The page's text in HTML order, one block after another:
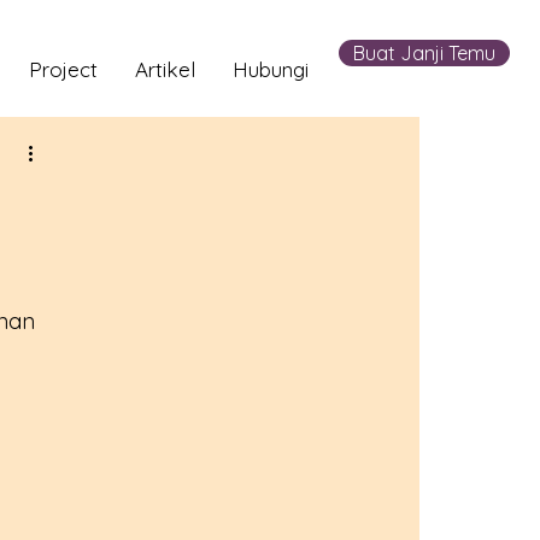
Project Artikel Hubungi
Buat Janji Temu